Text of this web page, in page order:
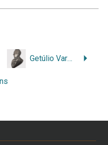
Getúlio Vargas